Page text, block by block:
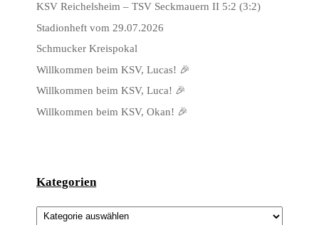
KSV Reichelsheim – TSV Seckmauern II 5:2 (3:2)
Stadionheft vom 29.07.2026
Schmucker Kreispokal
Willkommen beim KSV, Lucas! 🎉
Willkommen beim KSV, Luca! 🎉
Willkommen beim KSV, Okan! 🎉
Kategorien
Kategorien